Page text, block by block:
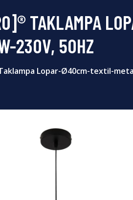
TAKLAMPA
230V, 50HZ
Lopar-Ø40cm-textil-